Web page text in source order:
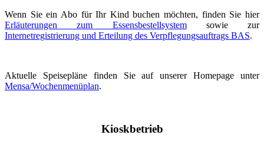
Wenn Sie ein Abo für Ihr Kind buchen möchten, finden Sie hier
Erläuterungen zum Essensbestellsystemsowie zur
Internetregistrierung und Erteilung des Verpflegungsauftrags BAS.
Aktuelle Speisepläne finden Sie auf unserer Homepage unter
Mensa/Wochenmenüplan.
Kioskbetrieb